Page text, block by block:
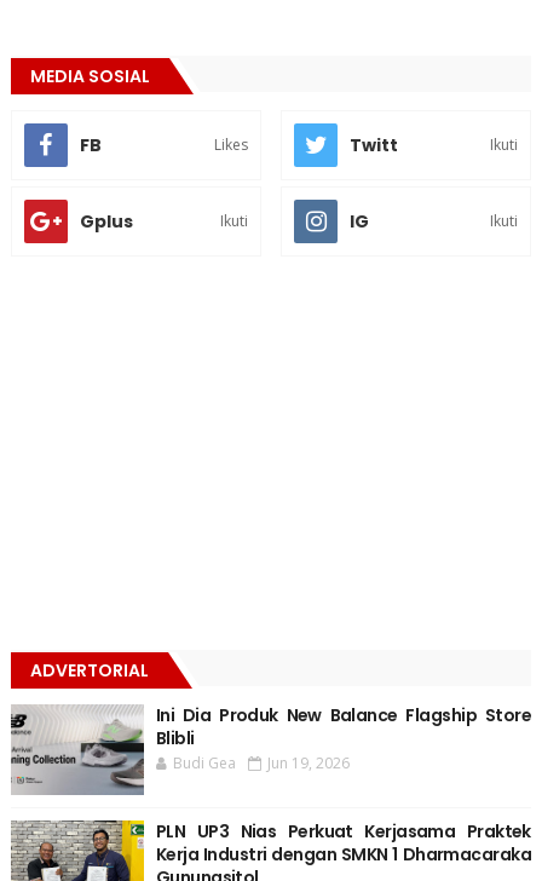
MEDIA SOSIAL
FB Likes Twitt Ikuti
Gplus Ikuti IG Ikuti
ADVERTORIAL
Ini Dia Produk New Balance Flagship Store
Blibli
Budi Gea Jun 19, 2026
PLN UP3 Nias Perkuat Kerjasama Praktek
Kerja Industri dengan SMKN 1 Dharmacaraka